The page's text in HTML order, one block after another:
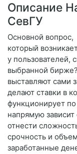
Описание
СевГУ
Основной вопрос,
который
у пользователей,
выбранной
выставляют сами
делают ставки в
функционирует
напрямую
отнести
срочность и
заработанные